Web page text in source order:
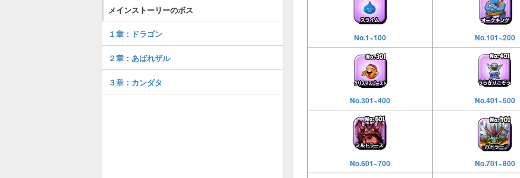
No.1~100 No.101~200
No.301~400 No.401~500
No.601~700 No.701~800
メインストーリーのボス
１章：ドラゴン
２章：あばれザル
３章：カンダタ